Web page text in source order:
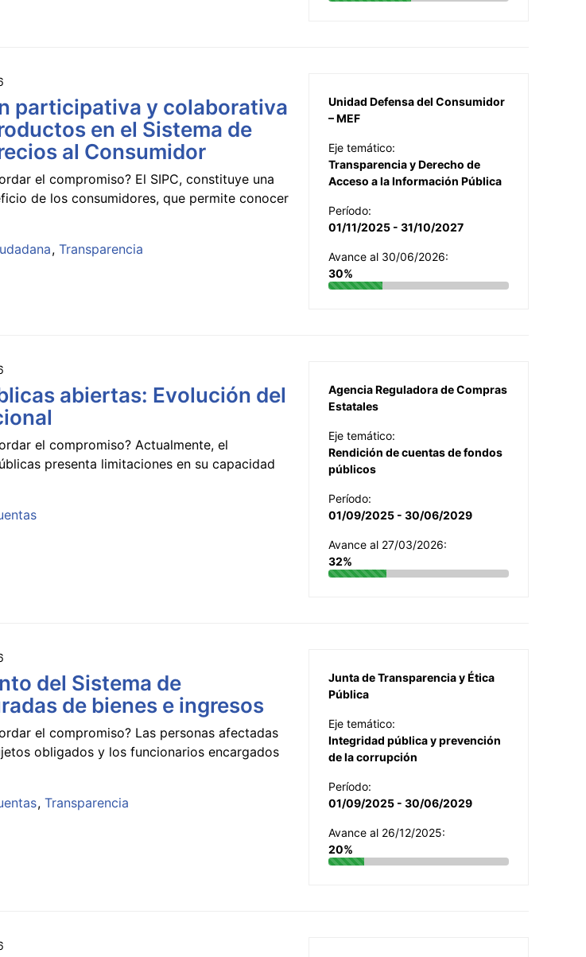
participativa y colaborativa
en el Sistema de
al Consumidor
el compromiso? El SIPC, constituye una
de los consumidores, que permite conocer
Transparencia
Unidad Defensa del Consumidor
– MEF
Eje temático:
Transparencia y Derecho de
Acceso a la Información Pública
Período:
01/11/2025 - 31/10/2027
Avance al 30/06/2026:
30%
abiertas: Evolución del
el compromiso? Actualmente, el
presenta limitaciones en su capacidad
Agencia Reguladora de Compras
Estatales
Eje temático:
Rendición de cuentas de fondos
públicos
Período:
01/09/2025 - 30/06/2029
Avance al 27/03/2026:
32%
del Sistema de
de bienes e ingresos
el compromiso? Las personas afectadas
obligados y los funcionarios encargados
Transparencia
Junta de Transparencia y Ética
Pública
Eje temático:
Integridad pública y prevención
de la corrupción
Período:
01/09/2025 - 30/06/2029
Avance al 26/12/2025:
20%